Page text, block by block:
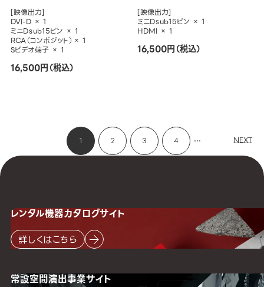
[映像出力]
DVI-D × 1
ミニDｓub15ピン × 1
RCA（コンポジット）× 1
Sビデオ端子 × 1
16,500円（税込）
[映像出力]
ミニDｓub15ピン × 1
HDMI × 1
16,500円（税込）
1 2 3 4 ... NEXT
レンタル機器カタログサイト
詳しくはこちら
常設空間演出事業サイト